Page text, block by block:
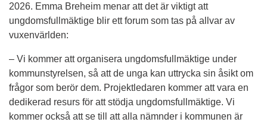
2026. Emma Breheim menar att det är viktigt att
ungdomsfullmäktige blir ett forum som tas på allvar av
vuxenvärlden:
– Vi kommer att organisera ungdomsfullmäktige under
kommunstyrelsen, så att de unga kan uttrycka sin åsikt om
frågor som berör dem. Projektledaren kommer att vara en
dedikerad resurs för att stödja ungdomsfullmäktige. Vi
kommer också att se till att alla nämnder i kommunen är